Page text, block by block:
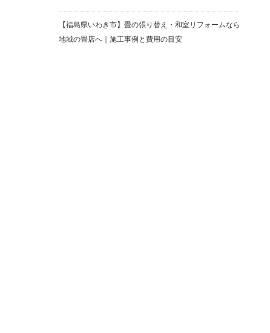
【福島県いわき市】畳の張り替え・和室リフォームなら
地域の畳店へ｜施工事例と費用の目安